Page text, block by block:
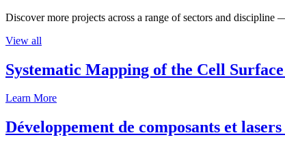
Discover more projects across a range of sectors and
View all
Systematic Mapping of the Cell
Learn More
Développement de composants et